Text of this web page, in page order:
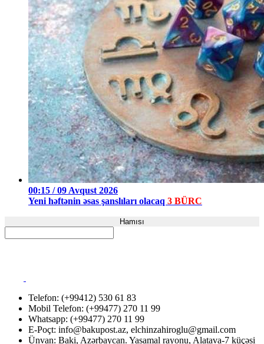
00:15 / 09 Avqust 2026
Yeni həftənin əsas şanslıları olacaq 3 BÜRC
Hamısı
Telefon: (+99412) 530 61 83
Mobil Telefon: (+99477) 270 11 99
Whatsapp: (+99477) 270 11 99
E-Poçt: info@bakupost.az, elchinzahiroglu@gmail.com
Ünvan: Baki, Azərbaycan. Yasamal rayonu, Alatava-7 küçəsi